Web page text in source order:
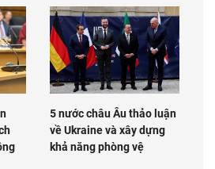
5 nước châu Âu thảo luận
về Ukraine và xây dựng
khả năng phòng vệ